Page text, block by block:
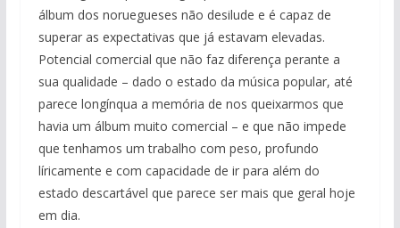
álbum dos noruegueses não desilude e é capaz de
superar as expectativas que já estavam elevadas.
Potencial comercial que não faz diferença perante a
sua qualidade – dado o estado da música popular, até
parece longínqua a memória de nos queixarmos que
havia um álbum muito comercial – e que não impede
que tenhamos um trabalho com peso, profundo
líricamente e com capacidade de ir para além do
estado descartável que parece ser mais que geral hoje
em dia.